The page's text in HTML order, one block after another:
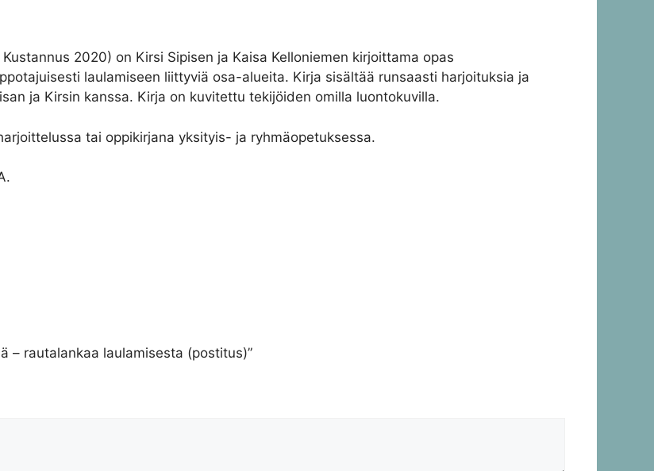
2020) on Kirsi Sipisen ja Kaisa Kelloniemen kirjoittama opas
laulamiseen liittyviä osa-alueita. Kirja sisältää runsaasti harjoituksia ja
ja Kirsin kanssa. Kirja on kuvitettu tekijöiden omilla luontokuvilla.
tai oppikirjana yksityis- ja ryhmäopetuksessa.
– rautalankaa laulamisesta (postitus)”